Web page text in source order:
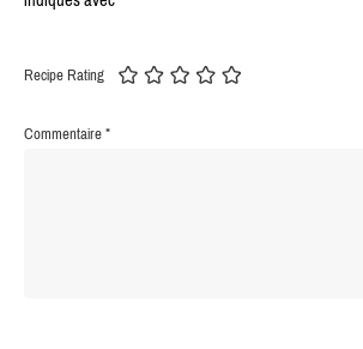
Recipe Rating
Commentaire*